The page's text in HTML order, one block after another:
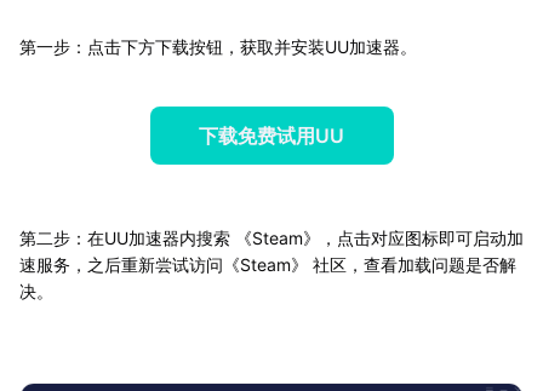
第一步：点击下方下载按钮，获取并安装UU加速器。
下载免费试用UU
第二步：在UU加速器内搜索 《Steam》，点击对应图标即可启动加
速服务，之后重新尝试访问《Steam》 社区，查看加载问题是否解
决。